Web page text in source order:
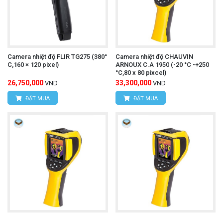
Camera nhiệt độ FLIR TG275 (380°
C,160 × 120 pixel)
26,750,000 VND
ĐẶT MUA
Camera nhiệt độ CHAUVIN
ARNOUX C.A 1950 (-20 °C -+250
°C,80 x 80 pixcel)
33,300,000 VND
ĐẶT MUA